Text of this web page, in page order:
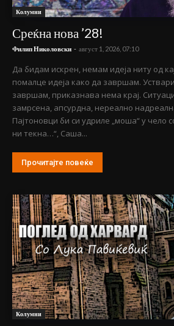
Колумни
Среќна нова ’28!
Филип Николовски - август 1, 2026, 07:10
Да бидам искрен, немам идеја ниту од
помалце идеја како да завршам.
завршам, приказнава нема крај. Ситуацијата е толку
замрсена, апсурдна, нереално
Пајтоновци би си удриле „моша“ у чело
ни текна…“, Саша...
Прочитајте повеќе
Колумни